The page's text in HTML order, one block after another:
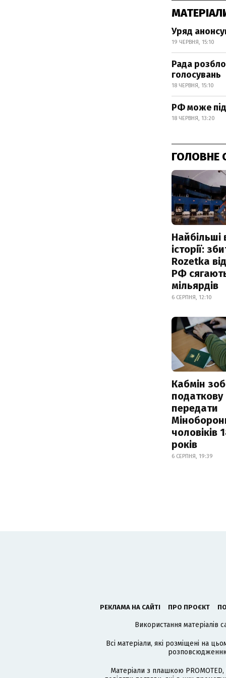
Уряд
19 ЧЕРВНЯ, 15:10
Рада
голосувань
18 ЧЕРВНЯ, 15:10
РФ може
18 ЧЕРВНЯ, 13:20
ГОЛОВНЕ
Найбільші
історії:
Rozetka
РФ
мільярдів
6 СЕРПНЯ, 12:10
Кабмін
податкову
передати
чоловіків
років
6 СЕРПНЯ, 19:39
РЕКЛАМА НА САЙТІ ПРО ПРОЄКТ
Використання матеріалів
Всі матеріали, які розміщені на
розповсюдженню
Матеріали з плашкою